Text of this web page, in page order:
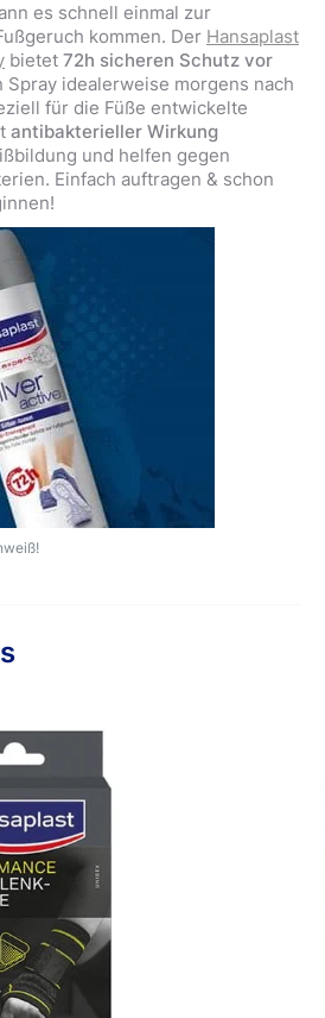
es schnell einmal zur
kommen. Der Hansaplast
bietet 72h sicheren Schutz vor
Spray idealerweise morgens nach
für die Füße entwickelte
antibakterieller Wirkung
und helfen gegen
Einfach auftragen & schon